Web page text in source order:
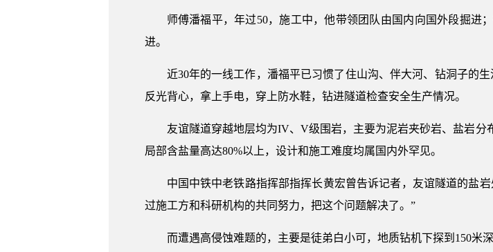
师傅潘福平，年过50，施工中，他带领团队由国内向国外段掘进
进。
近30年的一线工作，潘福平已习惯了住山沟、伴大河、钻洞子的
反光背心，拿上手电，穿上防水鞋，钻进隧道检查安全生产情况。
友谊隧道穿越地层均为IV、V级围岩，主要为泥岩夹砂岩、盐岩分
局部含盐量高达80%以上，设计和施工难度均属国内外罕见。
中国中铁中老铁路指挥部指挥长黄宏曾告诉记者，友谊隧道的盐
过施工方和科研机构的共同努力，把这个问题解决了。”
而遭遇高侵蚀难题的，主要是徒弟白小可，地质钻机下探到150米